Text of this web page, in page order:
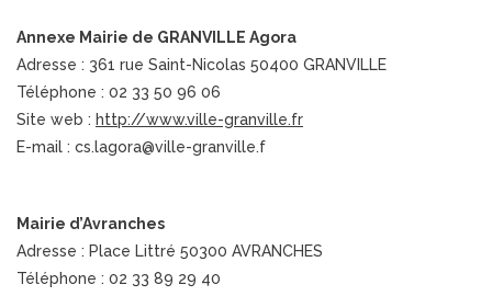
Annexe Mairie de GRANVILLE Agora
Adresse : 361 rue Saint-Nicolas 50400 GRANVILLE
Téléphone : 02 33 50 96 06
Site web : http://www.ville-granville.fr
E-mail : cs.lagora@ville-granville.f
Mairie d’Avranches
Adresse : Place Littré 50300 AVRANCHES
Téléphone : 02 33 89 29 40